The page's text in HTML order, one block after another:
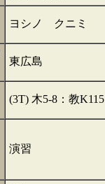
ヨシノ クニミ
東広島
(3T) 木5-8：教K115
演習